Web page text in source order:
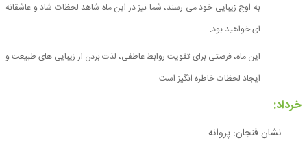
به اوج زیبایی خود می رسند، شما نیز در این ماه شاهد لحظات شاد و عاشقانه
ای خواهید بود.
این ماه، فرصتی برای تقویت روابط عاطفی، لذت بردن از زیبایی های طبیعت و
ایجاد لحظات خاطره انگیز است.
خرداد:
نشان فنجان: پروانه